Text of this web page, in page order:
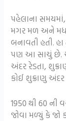
પહેલાના સમયમાં,
મગર મળ અને મધ
બનાવતી હતી.
પણ આ સાચું છે.
અંદર રેડતા,
કોઈ શુક્રાણુ
1950 થી 60
જોવા મળ્યું કે જો